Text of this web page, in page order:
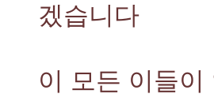
겠습니다
이 모든 이들